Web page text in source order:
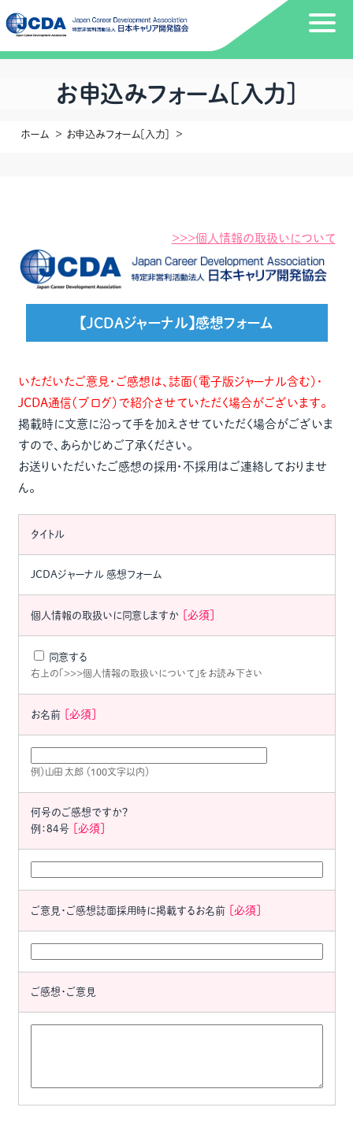
お申込みフォーム[入力]
ホーム お申込みフォーム[入力]
>>>個人情報の取扱いについて
【JCDAジャーナル】感想フォーム
いただいたご意見・ご感想は、誌面（電子版ジャーナル含む）・
JCDA通信（ブログ）で紹介させていただく場合がございます。
掲載時に文意に沿って手を加えさせていただく場合がございま
すので、あらかじめご了承ください。
お送りいただいたご感想の採用・不採用はご連絡しておりませ
ん。
タイトル
JCDAジャーナル 感想フォーム
個人情報の取扱いに同意しますか [必須]
同意する
右上の「>>>個人情報の取扱いについて」をお読み下さい
お名前 [必須]
例）山田 太郎 （100文字以内）
何号のご感想ですか？
例：84号 [必須]
ご意見・ご感想誌面採用時に掲載するお名前 [必須]
ご感想・ご意見